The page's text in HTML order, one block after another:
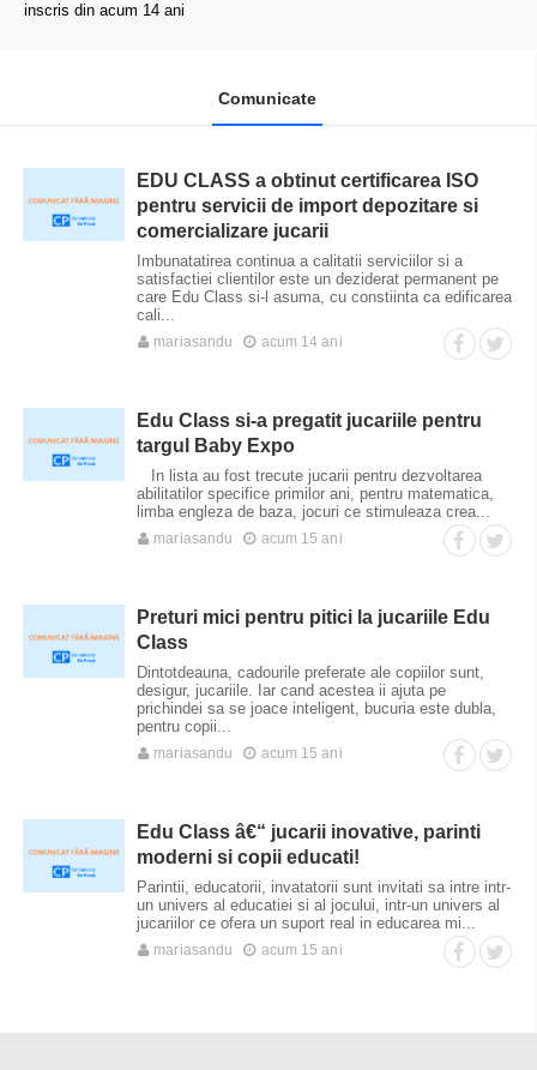
inscris din acum 14 ani
Comunicate
EDU CLASS a obtinut certificarea ISO
pentru servicii de import depozitare si
comercializare jucarii
Imbunatatirea continua a calitatii serviciilor si a
satisfactiei clientilor este un deziderat permanent pe
care Edu Class si-l asuma, cu constiinta ca edificarea
cali...
mariasandu acum 14 ani
Edu Class si-a pregatit jucariile pentru
targul Baby Expo
In lista au fost trecute jucarii pentru dezvoltarea
abilitatilor specifice primilor ani, pentru matematica,
limba engleza de baza, jocuri ce stimuleaza crea...
mariasandu acum 15 ani
Preturi mici pentru pitici la jucariile Edu
Class
Dintotdeauna, cadourile preferate ale copiilor sunt,
desigur, jucariile. Iar cand acestea ii ajuta pe
prichindei sa se joace inteligent, bucuria este dubla,
pentru copii...
mariasandu acum 15 ani
Edu Class â€“ jucarii inovative, parinti
moderni si copii educati!
Parintii, educatorii, invatatorii sunt invitati sa intre intr-
un univers al educatiei si al jocului, intr-un univers al
jucariilor ce ofera un suport real in educarea mi...
mariasandu acum 15 ani